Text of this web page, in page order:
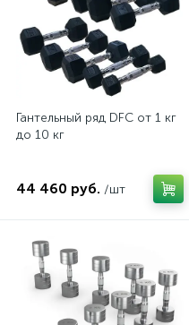
Гантельный ряд DFC от 1 кг
до 10 кг
44 460 руб. /шт